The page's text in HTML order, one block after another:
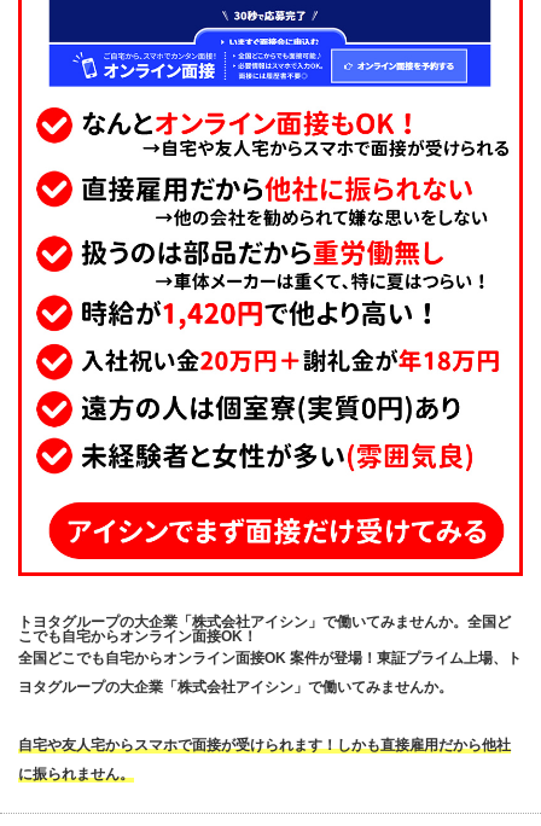
トヨタグループの大企業「株式会社アイシン」で働いてみませんか。全国ど
こでも自宅からオンライン面接OK！
全国どこでも自宅からオンライン面接OK 案件が登場！東証プライム上場、ト
ヨタグループの大企業「株式会社アイシン」で働いてみませんか。
自宅や友人宅からスマホで面接が受けられます！しかも直接雇用だから他社
に振られません。